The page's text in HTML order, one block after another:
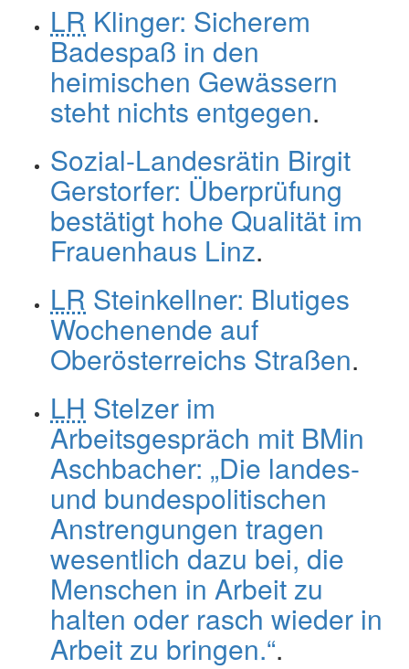
LR Klinger: Sicherem
Badespaß in den
heimischen Gewässern
steht nichts entgegen.
Sozial-Landesrätin Birgit
Gerstorfer: Überprüfung
bestätigt hohe Qualität im
Frauenhaus Linz.
LR Steinkellner: Blutiges
Wochenende auf
Oberösterreichs Straßen.
LH Stelzer im
Arbeitsgespräch mit BMin
Aschbacher: „Die landes-
und bundespolitischen
Anstrengungen tragen
wesentlich dazu bei, die
Menschen in Arbeit zu
halten oder rasch wieder in
Arbeit zu bringen.“.